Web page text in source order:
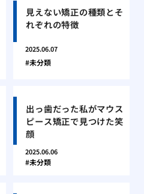
見えない矯正の種類とそ
れぞれの特徴
2025.06.07
未分類
出っ歯だった私がマウス
ピース矯正で見つけた笑
顔
2025.06.06
未分類